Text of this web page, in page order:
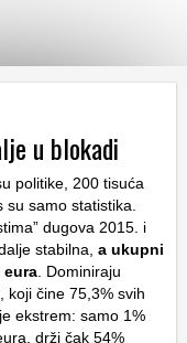
u blokadi
politike, 200 tisuća
samo statistika.
dugova 2015. i
stabilna, a ukupni
eura . Dominiraju
koji čine 75,3% svih
ekstrem: samo 1%
drži čak 54%